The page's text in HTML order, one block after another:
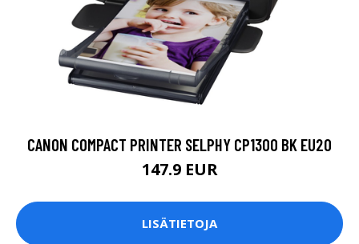
CANON COMPACT PRINTER SELPHY CP1300 BK EU20
147.9 EUR
LISÄTIETOJA